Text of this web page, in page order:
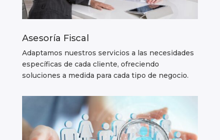
Asesoría Fiscal
Adaptamos nuestros servicios a las necesidades
específicas de cada cliente, ofreciendo
soluciones a medida para cada tipo de negocio.